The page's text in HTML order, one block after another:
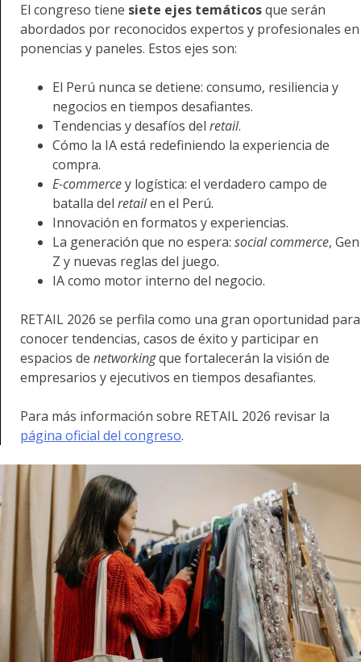
El congreso tiene siete ejes temáticosque serán
abordados por reconocidos expertos y profesionales en
ponencias y paneles. Estos ejes son:
El Perú nunca se detiene: consumo, resiliencia y
negocios en tiempos desafiantes.
Tendencias y desafíos del retail.
Cómo la IA está redefiniendo la experiencia de
compra.
E-commercey logística: el verdadero campo de
batalla del retailen el Perú.
Innovación en formatos y experiencias.
La generación que no espera: social commerce, Gen
Z y nuevas reglas del juego.
IA como motor interno del negocio.
RETAIL 2026 se perfila como una gran oportunidad para
conocer tendencias, casos de éxito y participar en
espacios de networkingque fortalecerán la visión de
empresarios y ejecutivos en tiempos desafiantes.
Para más información sobre RETAIL 2026 revisar la
página oficial del congreso.